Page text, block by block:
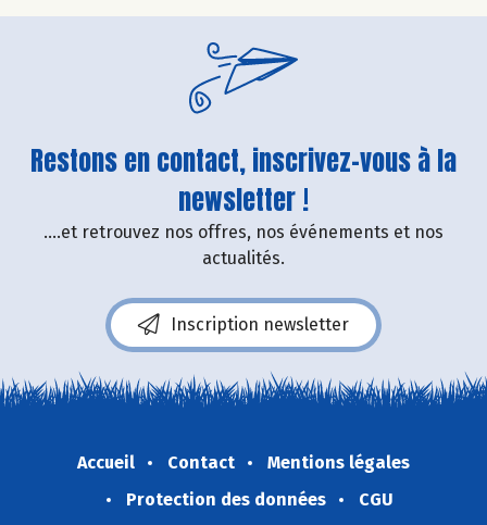
Restons en contact, inscrivez-vous à la
newsletter !
....et retrouvez nos offres, nos événements et nos
actualités.
Inscription newsletter
Accueil Contact
Mentions légales
Protection des données
CGU